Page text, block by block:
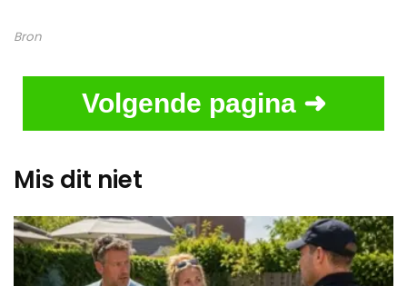
Bron
Volgende pagina ➜
Mis dit niet